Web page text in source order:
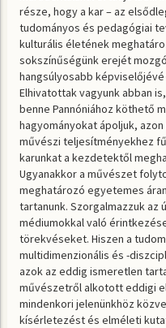
része, hogy a kar – az
tudományos és pedagógiai
kulturális életének
sokszínűségünk erejét
hangsúlyosabb képviselőjévé
Elhivatottak vagyunk abban
benne Pannóniához köthető
hagyományokat ápoljuk,
művészi teljesítményekhez
karunkat a kezdetektől
Ugyanakkor a művészet
meghatározó egyetemes
tartanunk. Szorgalmazzuk az
médiumokkal való
törekvéseket. Hiszen a
multidimenzionális és -
azok az eddig ismeretlen
művészetről alkotott eddigi
mindenkori jelenünkhöz
kísérletezést és elméleti